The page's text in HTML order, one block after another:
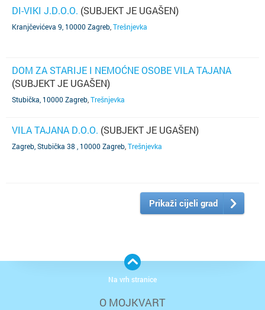
DI-VIKI J.D.O.O. (SUBJEKT JE UGAŠEN)
Kranjčevićeva 9, 10000 Zagreb Trešnjevka
DOM ZA STARIJE I NEMOĆNE OSOBE VILA TAJANA
(SUBJEKT JE UGAŠEN)
Stubička, 10000 Zagreb Trešnjevka
VILA TAJANA D.O.O. (SUBJEKT JE UGAŠEN)
Zagreb, Stubička 38 , 10000 Zagreb Trešnjevka
Prikaži cijeli grad
O MOJKVART
Na vrh stranice